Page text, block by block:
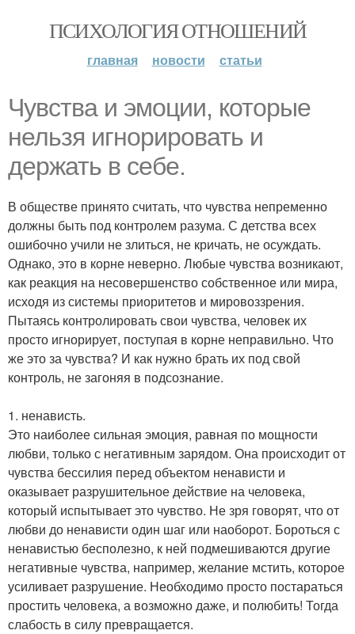
ПСИХОЛОГИЯ ОТНОШЕНИЙ
главная новости статьи
Чувства и эмоции, которые
нельзя игнорировать и
держать в себе.
В обществе принято считать, что чувства непременно
должны быть под контролем разума. С детства всех
ошибочно учили не злиться, не кричать, не осуждать.
Однако, это в корне неверно. Любые чувства возникают,
как реакция на несовершенство собственное или мира,
исходя из системы приоритетов и мировоззрения.
Пытаясь контролировать свои чувства, человек их
просто игнорирует, поступая в корне неправильно. Что
же это за чувства? И как нужно брать их под свой
контроль, не загоняя в подсознание.
1. ненависть.
Это наиболее сильная эмоция, равная по мощности
любви, только с негативным зарядом. Она происходит от
чувства бессилия перед объектом ненависти и
оказывает разрушительное действие на человека,
который испытывает это чувство. Не зря говорят, что от
любви до ненависти один шаг или наоборот. Бороться с
ненавистью бесполезно, к ней подмешиваются другие
негативные чувства, например, желание мстить, которое
усиливает разрушение. Необходимо просто постараться
простить человека, а возможно даже, и полюбить! Тогда
слабость в силу превращается.